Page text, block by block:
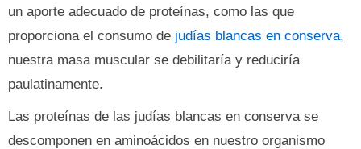
un aporte adecuado de proteínas, como las que
proporciona el consumo de judías blancas en conserva,
nuestra masa muscular se debilitaría y reduciría
paulatinamente.
Las proteínas de las judías blancas en conserva se
descomponen en aminoácidos en nuestro organismo